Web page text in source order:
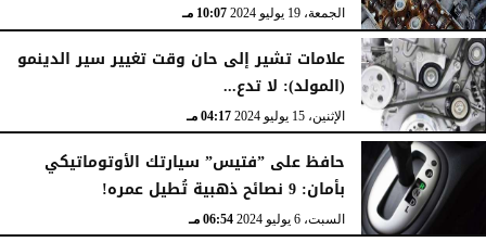
الجمعة، 19 يوليو 2024 10:07 مـ
علامات تشير إلى حان وقت تغيير سير الدينمو
(المولد): لا تدع...
الإثنين، 15 يوليو 2024 04:17 مـ
حافظ على ”فتيس” سيارتك الأوتوماتيكي
بأمان: 9 نصائح ذهبية تُطيل عمره!
السبت، 6 يوليو 2024 06:54 مـ